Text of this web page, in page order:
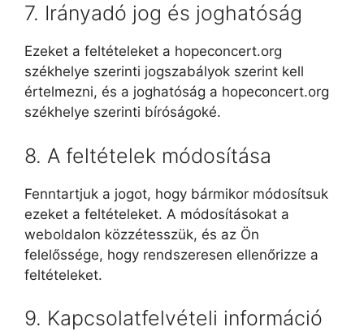
7. Irányadó jog és joghatóság
Ezeket a feltételeket a hopeconcert.org
székhelye szerinti jogszabályok szerint kell
értelmezni, és a joghatóság a hopeconcert.org
székhelye szerinti bíróságoké.
8. A feltételek módosítása
Fenntartjuk a jogot, hogy bármikor módosítsuk
ezeket a feltételeket. A módosításokat a
weboldalon közzétesszük, és az Ön
felelőssége, hogy rendszeresen ellenőrizze a
feltételeket.
9. Kapcsolatfelvételi információ